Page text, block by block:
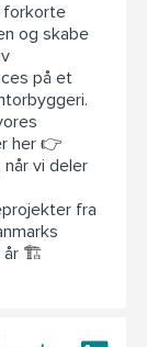
forkorte
og skabe
på et
her 👉
når vi deler
fra
år 🏗️